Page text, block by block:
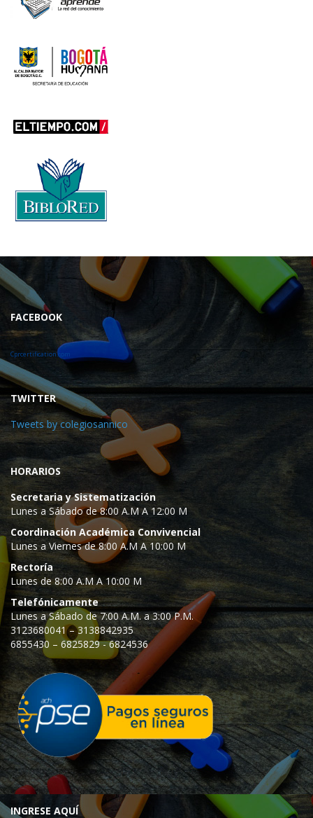
FACEBOOK
Cprcertification.com
TWITTER
Tweets by colegiosannico
HORARIOS
Secretaria y Sistematización
Lunes a Sábado de 8:00 A.M A 12:00 M
Coordinación Académica Convivencial
Lunes a Viernes de 8:00 A.M A 10:00 M
Rectoría
Lunes de 8:00 A.M A 10:00 M
Telefónicamente
Lunes a Sábado de 7:00 A.M. a 3:00 P.M.
3123680041 – 3138842935
6855430 – 6825829 - 6824536
INGRESE AQUÍ